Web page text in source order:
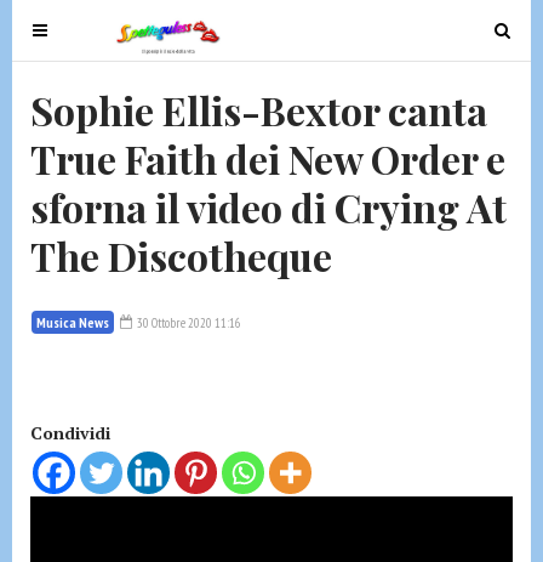
T
o
g
l
e
n
g
o
n
T
o
e
n
Sophie Ellis-Bextor canta
True Faith dei New Order e
sforna il video di Crying At
The Discotheque
Musica News 30 Ottobre 2020 11:16
Condividi